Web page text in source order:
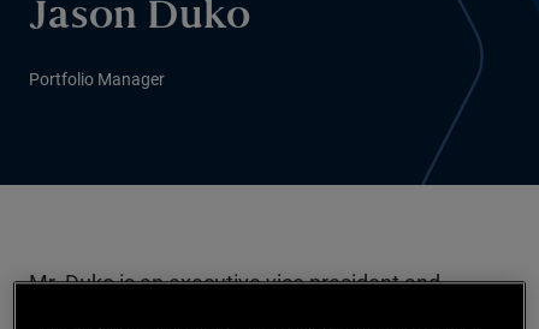
Jason Duko
Portfolio Manager
Mr. Duko is an executive vice president and